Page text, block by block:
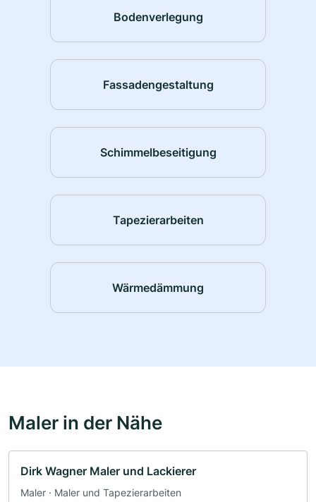
Bodenverlegung
Fassadengestaltung
Schimmelbeseitigung
Tapezierarbeiten
Wärmedämmung
Maler in der Nähe
Dirk Wagner Maler und Lackierer
Maler · Maler und Tapezierarbeiten